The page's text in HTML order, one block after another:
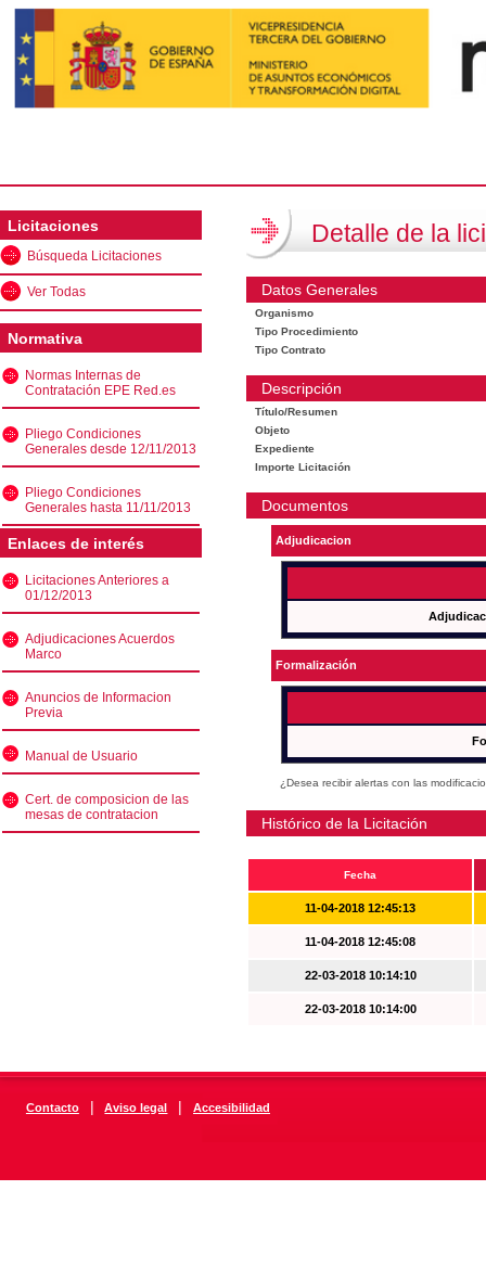
Licitaciones
Búsqueda Licitaciones
Ver Todas
Normativa
Normas Internas de
Contratación EPE Red.es
Pliego Condiciones
Generales desde 12/11/2013
Pliego Condiciones
Generales hasta 11/11/2013
Enlaces de interés
Licitaciones Anteriores a
01/12/2013
Adjudicaciones Acuerdos
Marco
Anuncios de Informacion
Previa
Manual de Usuario
Cert. de composicion de las
mesas de contratacion
Detalle de la
Datos Generales
Organismo
Tipo Procedimiento
Tipo Contrato
Descripción
Título/Resumen
Objeto
Expediente
Importe Licitación
Documentos
Adjudicacion
Formalización
¿Desea recibir alertas con las
Histórico de la Licitación
Fecha
11-04-2018 12:45:13
11-04-2018 12:45:08
22-03-2018 10:14:10
22-03-2018 10:14:00
Contacto | Aviso legal | Accesibilidad